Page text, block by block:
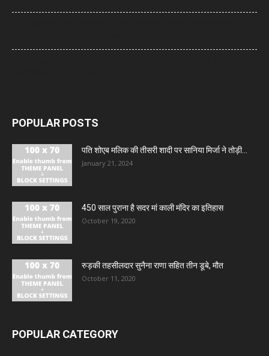
POPULAR POSTS
पति शोएब मलिक की तीसरी शादी पर सानिया मिर्जा ने तोड़ी...
January 21, 2024
450 साल पुराना है सदर मां काली मंदिर का इतिहास
October 19, 2020
रुड़की तहसीलदार सुनैना राणा सहित तीन डूबे, मौत
October 11, 2020
POPULAR CATEGORY